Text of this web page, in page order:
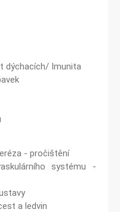
dýchacích/ Imunita
- pročištění
systému -
a ledvin